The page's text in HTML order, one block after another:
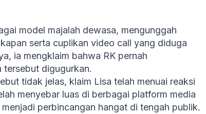
model majalah dewasa, mengunggah
serta cuplikan video call yang diduga
ia mengklaim bahwa RK pernah
tersebut digugurkan.
tidak jelas, klaim Lisa telah menuai reaksi
menyebar luas di berbagai platform media
perbincangan hangat di tengah publik.